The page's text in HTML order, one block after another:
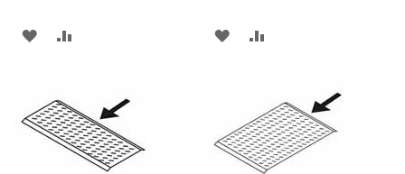
ZUR
HINZUFÜGEN
HINZUFÜGEN
ZUR
HINZUFÜGEN
HINZUFÜGEN